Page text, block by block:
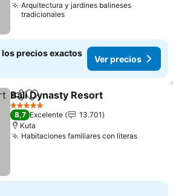
Arquitectura y jardines balineses
tradicionales
los precios exactos
Ver precios
CompartirAgregar a favoritos
Bali Dynasty Resort
5 Estrellas
8,7 Excelente
13.701
Kuta
Habitaciones familiares con literasVer